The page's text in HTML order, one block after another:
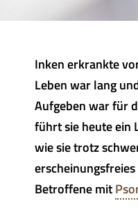
Inken erkrankte
Leben war lang
Aufgeben war für
führt sie heute ein
wie sie trotz
Betroffene mit